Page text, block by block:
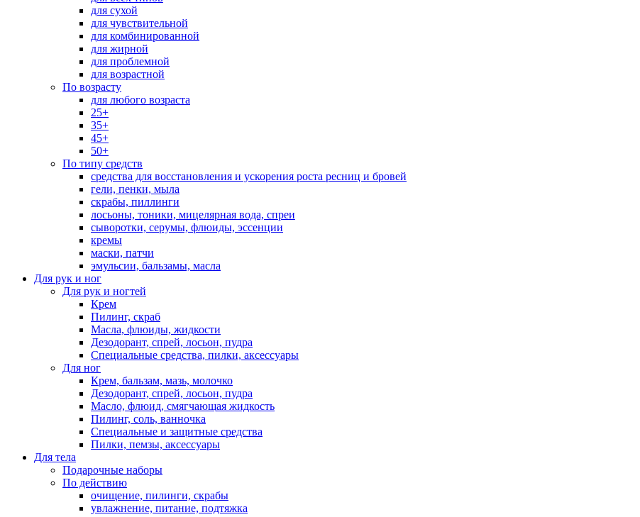
для сухой
для чувствительной
для комбинированной
для жирной
для проблемной
для возрастной
По возрасту
для любого возраста
25+
35+
45+
50+
По типу средств
средства для восстановления и ускорения роста ресниц и бровей
гели, пенки, мыла
скрабы, пиллинги
лосьоны, тоники, мицелярная вода, спреи
сыворотки, серумы, флюиды, эссенции
кремы
маски, патчи
эмульсии, бальзамы, масла
Для рук и ног
Для рук и ногтей
Крем
Пилинг, скраб
Масла, флюиды, жидкости
Дезодорант, спрей, лосьон, пудра
Специальные средства, пилки, аксессуары
Для ног
Крем, бальзам, мазь, молочко
Дезодорант, спрей, лосьон, пудра
Масло, флюид, смягчающая жидкость
Пилинг, соль, ванночка
Специальные и защитные средства
Пилки, пемзы, аксессуары
Для тела
Подарочные наборы
По действию
очищение, пилинги, скрабы
увлажнение, питание, подтяжка